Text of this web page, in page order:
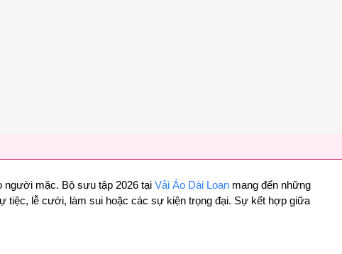
người mặc. Bộ sưu tập 2026 tại Vải Áo Dài Loan mang đến những
tiệc, lễ cưới, làm sui hoặc các sự kiện trọng đại. Sự kết hợp giữa